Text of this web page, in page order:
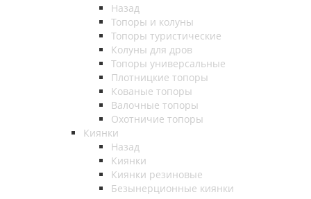
Назад
Топоры и колуны
Топоры туристические
Колуны для дров
Топоры универсальные
Плотницкие топоры
Кованые топоры
Валочные топоры
Охотничие топоры
Киянки
Назад
Киянки
Киянки резиновые
Безынерционные киянки